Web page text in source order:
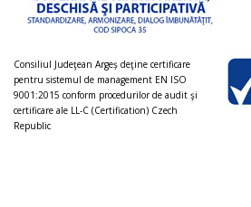
Consiliul Judeţean Argeș deţine certificare
pentru sistemul de management EN ISO
9001:2015 conform procedurilor de audit şi
certificare ale LL-C (Certification) Czech
Republic